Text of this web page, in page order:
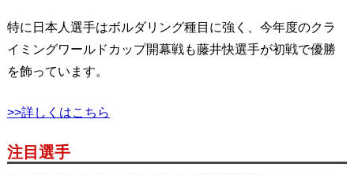
特に日本人選手はボルダリング種目に強く、今年度のクラ
イミングワールドカップ開幕戦も藤井快選手が初戦で優勝
を飾っています。
>>詳しくはこちら
注目選手